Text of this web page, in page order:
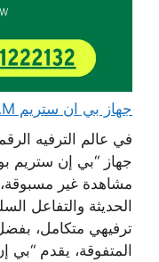
جهاز بي ان ستريم beIN STREAM الكويت مع اشتراك
في عالم الترفيه
جهاز “بي إن ستريم
مشاهدة غير مسبوقة،
الحديثة والتفاعل
ترفيهي متكامل،
المتفوقة، يقدم